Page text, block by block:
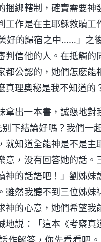
捆綁轄制，確實需要
工作是在主耶穌救贖
好的歸宿之中……」之
判信他的人。在抵觸
都公認的，她們怎麽
真理奥秘是我不知道的
拿出一本書，誠懇地
下結論好嗎？我們一
就知道全能神是不是
意，没有回答她的話
神的話語吧！」劉姊
雖然我聽不到三位姊
神的心意，她們希望
地説：「這本《考察